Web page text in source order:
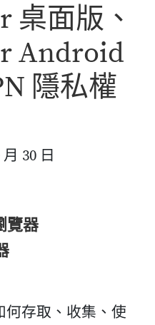
桌面版、
Android
隱私權
30 日
覽器
何存取、收集、使